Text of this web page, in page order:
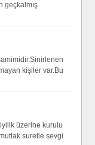
geçkalmış
kişiler var.Bu
üzerine kurulu
suretle sevgi